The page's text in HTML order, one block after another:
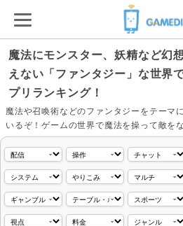
魔法にモンスター、妖精など幻
えない「ファンタジー」な世界
プリランキング！
魔法や召喚術などのファンタジーをテーマ
いるぞ！ゲームの世界で魔法を操って敵を